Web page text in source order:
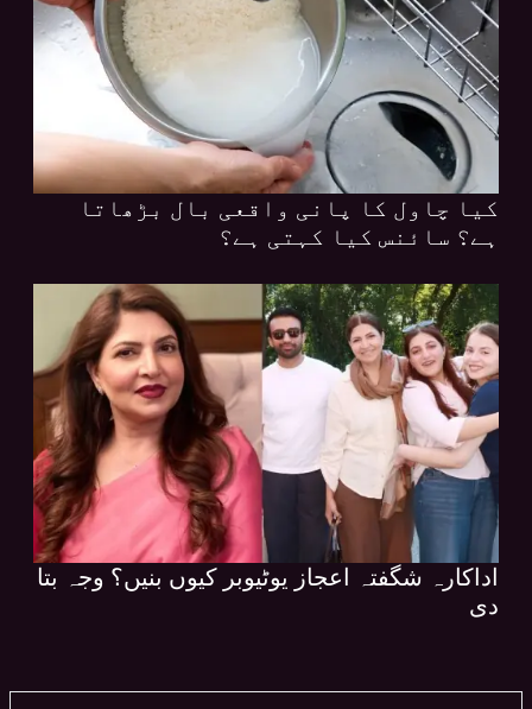
کیا چاول کا پانی واقعی بال بڑھاتا
ہے؟ سائنس کیا کہتی ہے؟
اداکارہ شگفتہ اعجاز یوٹیوبر کیوں بنیں؟ وجہ بتا
دی